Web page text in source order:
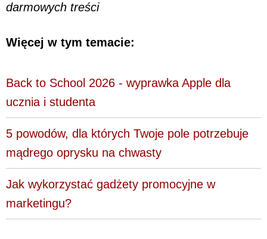
darmowych treści
Więcej w tym temacie:
Back to School 2026 - wyprawka Apple dla
ucznia i studenta
5 powodów, dla których Twoje pole potrzebuje
mądrego oprysku na chwasty
Jak wykorzystać gadżety promocyjne w
marketingu?